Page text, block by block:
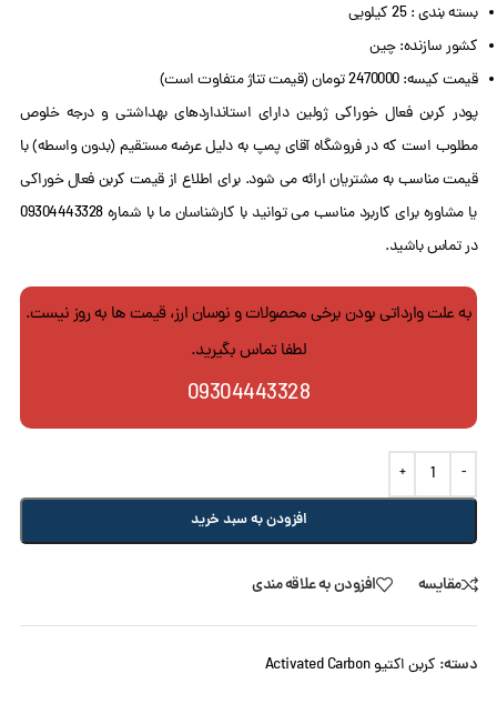
بسته بندی : 25 کیلویی
کشور سازنده: چین
قیمت کیسه: 2470000 تومان (قیمت تناژ متفاوت است)
پودر کربن فعال خوراکی ژولین دارای استانداردهای بهداشتی و درجه خلوص
مطلوب است که در فروشگاه آقای پمپ به دلیل عرضه مستقیم (بدون واسطه) با
قیمت مناسب به مشتریان ارائه می شود. برای اطلاع از قیمت کربن فعال خوراکی
یا مشاوره برای کاربرد مناسب می توانید با کارشناسان ما با شماره 09304443328
در تماس باشید.
به علت وارداتی بودن برخی محصولات و نوسان ارز، قیمت ها به روز نیست.
لطفا تماس بگیرید.
09304443328
افزودن به سبد خرید
مقایسه افزودن به علاقه مندی
دسته: کربن اکتیو Activated Carbon